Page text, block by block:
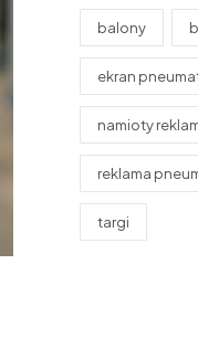
balony
ekran
namioty
reklama
targi